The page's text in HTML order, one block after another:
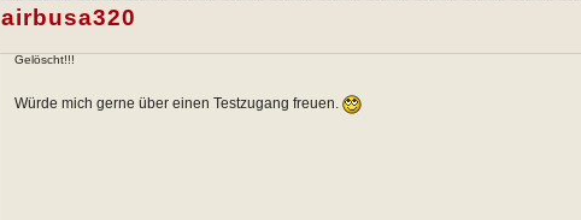
airbusa320
Gelöscht!!!
Würde mich gerne über einen Testzugang freuen.